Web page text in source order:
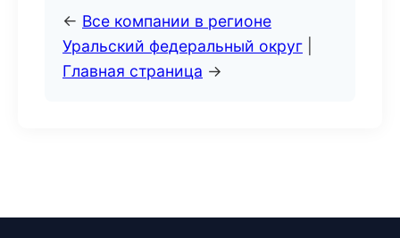
← Все компании в регионе
Уральский федеральный округ
Главная страница →